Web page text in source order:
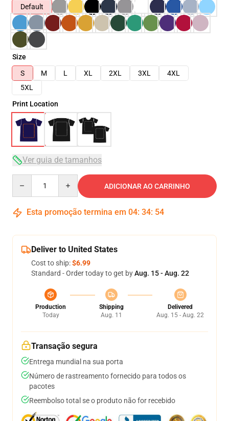
Default
Size
S
M L XL 2XL 3XL
4XL
5XL
Print Location
Ver guia de tamanhos
ADICIONAR AO CARRINHO
Esta promoção termina em 04: 34: 54
Deliver to United States
Cost to ship:$6.99
Standard - Order today to get byAug. 15 - Aug. 22
Production
Today
Shipping
Aug. 11
Delivered
Aug. 15 - Aug. 22
Transação segura
Entrega mundial na sua porta
Número de rastreamento fornecido para todos os
pacotes
Reembolso total se o produto não for recebido